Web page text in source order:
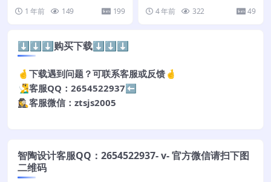
1 年前 149 199 4 年前 322 49
⬇️⬇️⬇️购买下载⬇️⬇️⬇️
🤞下载遇到问题？可联系客服或反馈🤞
🧏‍♂️客服QQ：2654522937⬅️
🕵️‍♀️客服微信：ztsjs2005
智陶设计客服QQ：2654522937- v- 官方微信请扫下图
二维码